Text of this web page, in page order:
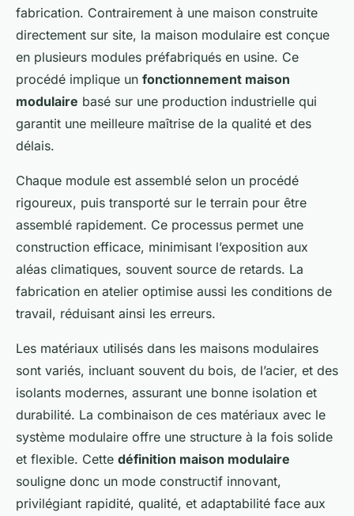
fabrication. Contrairement à une maison construite
directement sur site, la maison modulaire est conçue
en plusieurs modules préfabriqués en usine. Ce
procédé implique un fonctionnement maison
modulaire basé sur une production industrielle qui
garantit une meilleure maîtrise de la qualité et des
délais.
Chaque module est assemblé selon un procédé
rigoureux, puis transporté sur le terrain pour être
assemblé rapidement. Ce processus permet une
construction efficace, minimisant l’exposition aux
aléas climatiques, souvent source de retards. La
fabrication en atelier optimise aussi les conditions de
travail, réduisant ainsi les erreurs.
Les matériaux utilisés dans les maisons modulaires
sont variés, incluant souvent du bois, de l’acier, et des
isolants modernes, assurant une bonne isolation et
durabilité. La combinaison de ces matériaux avec le
système modulaire offre une structure à la fois solide
et flexible. Cette définition maison modulaire
souligne donc un mode constructif innovant,
privilégiant rapidité, qualité, et adaptabilité face aux